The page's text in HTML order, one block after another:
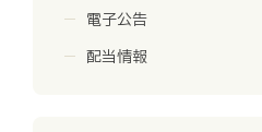
電子公告
配当情報